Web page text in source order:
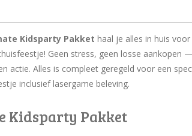
Kidsparty Pakket haal je alles in huis voor
Geen stress, geen losse aankopen
actie. Alles is compleet geregeld voor een
inclusief lasergame beleving.
Kidsparty Pakket